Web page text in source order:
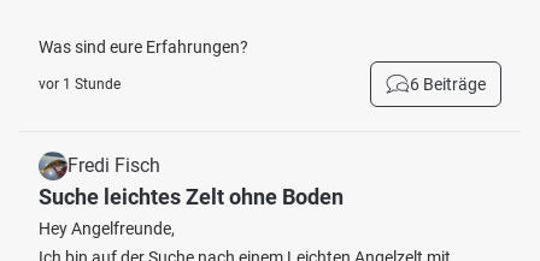
Was sind eure Erfahrungen?
vor 1 Stunde 6 Beiträge
Fredi Fisch
Suche leichtes Zelt ohne Boden
Hey Angelfreunde,